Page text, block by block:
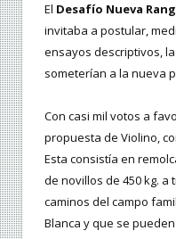
El Desafío Nueva
invitaba a postular,
ensayos descriptivos,
someterían a la nueva
Con casi mil votos a
propuesta de Violino,
Esta consistía en
de novillos de 450 kg.
caminos del campo
Blanca y que se